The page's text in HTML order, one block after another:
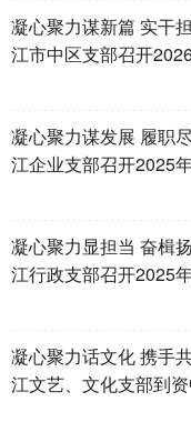
凝心聚力谋新篇 实
江市中区支部召开
凝心聚力谋发展 履
江企业支部召开2025
凝心聚力显担当 奋
江行政支部召开2025
凝心聚力话文化 携
江文艺、文化支部到